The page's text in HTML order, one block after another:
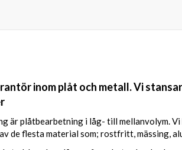
inom plåt och metall. Vi
är plåtbearbetning i låg- till mellanvolym.
de flesta material som; rostfritt, mässing,